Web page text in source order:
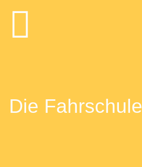
Die Fahrschule